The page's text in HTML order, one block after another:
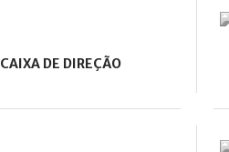
CAIXA DE DIREÇÃO